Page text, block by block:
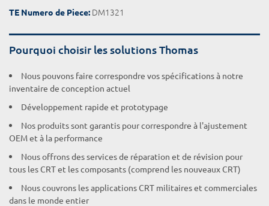
TE Numero de Piece: DM1321
Pourquoi choisir les solutions Thomas
Nous pouvons faire correspondre vos spécifications à notre
inventaire de conception actuel
Développement rapide et prototypage
Nos produits sont garantis pour correspondre à l'ajustement
OEM et à la performance
Nous offrons des services de réparation et de révision pour
tous les CRT et les composants (comprend les nouveaux CRT)
Nous couvrons les applications CRT militaires et commerciales
dans le monde entier